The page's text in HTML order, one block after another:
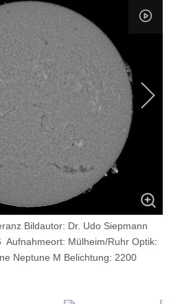
Bildautor: Dr. Udo Siepmann
Mülheim/Ruhr Optik:
Neptune M Belichtung: 2200